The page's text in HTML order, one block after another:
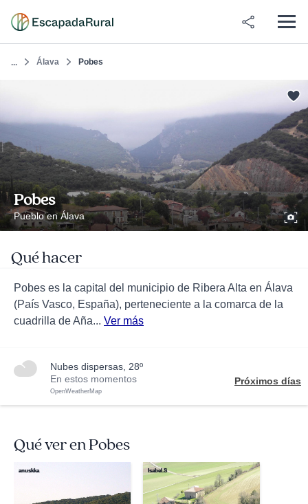
... Álava Pobes
Pobes
Pueblo en Álava
Qué hacer
Pobes es la capital del municipio de Ribera Alta en Álava
(País Vasco, España), perteneciente a la comarca de la
cuadrilla de Aña... Ver más
nubes dispersas, 28º
En estos momentos
OpenWeatherMap
Próximos días
Qué ver en Pobes
anuskka Isabel.S